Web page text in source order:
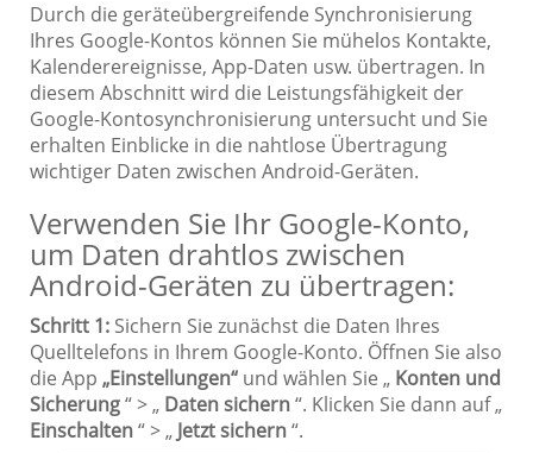
Durch die geräteübergreifende Synchronisierung
Ihres Google-Kontos können Sie mühelos Kontakte,
Kalenderereignisse, App-Daten usw. übertragen. In
diesem Abschnitt wird die Leistungsfähigkeit der
Google-Kontosynchronisierung untersucht und Sie
erhalten Einblicke in die nahtlose Übertragung
wichtiger Daten zwischen Android-Geräten.
Verwenden Sie Ihr Google-Konto,
um Daten drahtlos zwischen
Android-Geräten zu übertragen:
Schritt 1: Sichern Sie zunächst die Daten Ihres
Quelltelefons in Ihrem Google-Konto. Öffnen Sie also
die App „Einstellungen“ und wählen Sie „ Konten und
Sicherung“ > „ Daten sichern“. Klicken Sie dann auf „
Einschalten“ > „ Jetzt sichern“.